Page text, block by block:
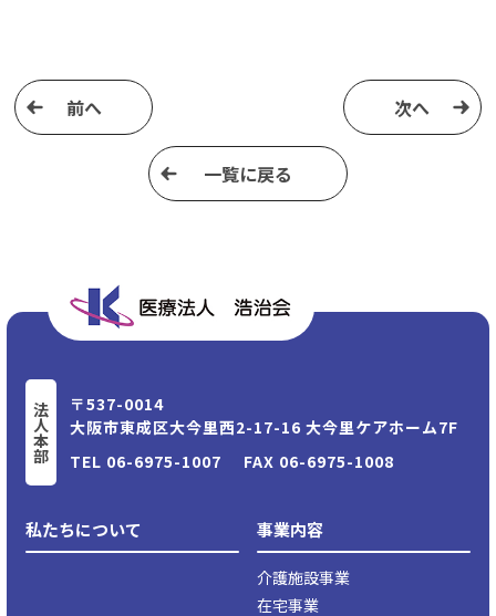
前へ
⼀覧に戻る
次へ
法人本部
〒537-0014
大阪市東成区大今里⻄2-17-16 大今里ケアホーム7F
TEL 06-6975-1007 FAX 06-6975-1008
私たちについて 事業内容
介護施設事業
在宅事業